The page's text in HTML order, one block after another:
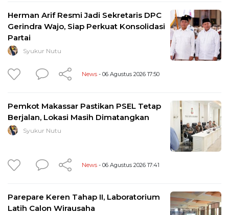
Herman Arif Resmi Jadi Sekretaris DPC
Gerindra Wajo, Siap Perkuat Konsolidasi
Partai
Syukur Nutu
News - 06 Agustus 2026 17:50
Pemkot Makassar Pastikan PSEL Tetap
Berjalan, Lokasi Masih Dimatangkan
Syukur Nutu
News - 06 Agustus 2026 17:41
Parepare Keren Tahap II, Laboratorium
Latih Calon Wirausaha